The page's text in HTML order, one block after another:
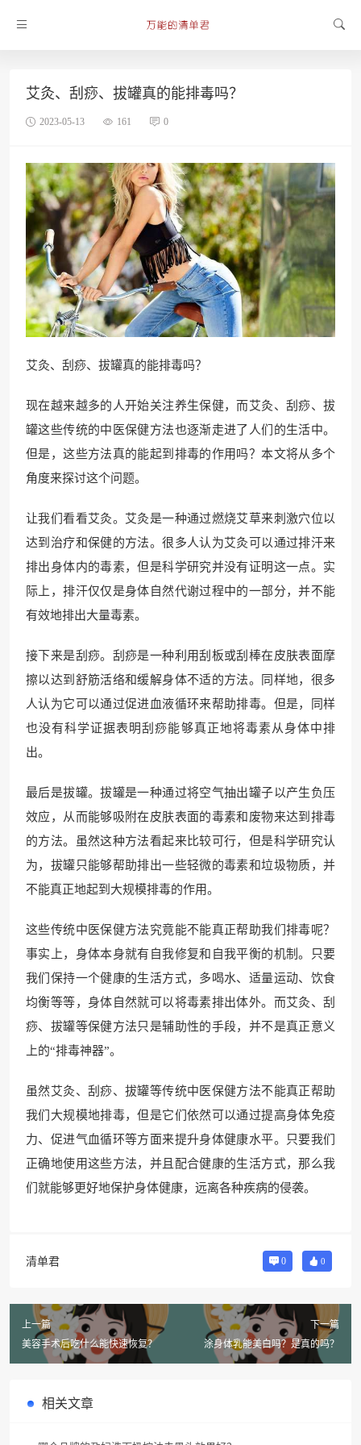
艾灸、刮痧、拔罐真的能排毒吗？
2023-05-13 161 0
艾灸、刮痧、拔罐真的能排毒吗？
现在越来越多的人开始关注养生保健，而艾灸、刮痧、拔
罐这些传统的中医保健方法也逐渐走进了人们的生活中。
但是，这些方法真的能起到排毒的作用吗？本文将从多个
角度来探讨这个问题。
让我们看看艾灸。艾灸是一种通过燃烧艾草来刺激穴位以
达到治疗和保健的方法。很多人认为艾灸可以通过排汗来
排出身体内的毒素，但是科学研究并没有证明这一点。实
际上，排汗仅仅是身体自然代谢过程中的一部分，并不能
有效地排出大量毒素。
接下来是刮痧。刮痧是一种利用刮板或刮棒在皮肤表面摩
擦以达到舒筋活络和缓解身体不适的方法。同样地，很多
人认为它可以通过促进血液循环来帮助排毒。但是，同样
也没有科学证据表明刮痧能够真正地将毒素从身体中排
出。
最后是拔罐。拔罐是一种通过将空气抽出罐子以产生负压
效应，从而能够吸附在皮肤表面的毒素和废物来达到排毒
的方法。虽然这种方法看起来比较可行，但是科学研究认
为，拔罐只能够帮助排出一些轻微的毒素和垃圾物质，并
不能真正地起到大规模排毒的作用。
这些传统中医保健方法究竟能不能真正帮助我们排毒呢？
事实上，身体本身就有自我修复和自我平衡的机制。只要
我们保持一个健康的生活方式，多喝水、适量运动、饮食
均衡等等，身体自然就可以将毒素排出体外。而艾灸、刮
痧、拔罐等保健方法只是辅助性的手段，并不是真正意义
上的“排毒神器”。
虽然艾灸、刮痧、拔罐等传统中医保健方法不能真正帮助
我们大规模地排毒，但是它们依然可以通过提高身体免疫
力、促进气血循环等方面来提升身体健康水平。只要我们
正确地使用这些方法，并且配合健康的生活方式，那么我
们就能够更好地保护身体健康，远离各种疾病的侵袭。
清单君 0 0
上一篇
美容手术后吃什么能快速恢复？
下一篇
涂身体乳能美白吗？是真的吗？
相关文章